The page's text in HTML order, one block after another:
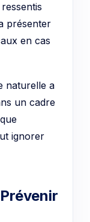
présenter
en cas
naturelle a
un cadre
ignorer